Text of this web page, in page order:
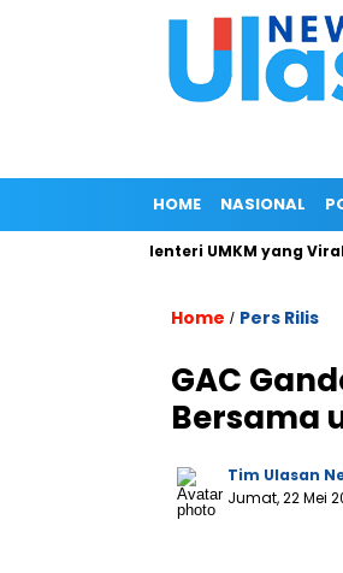
HOME NASIONAL
Jalan Istri Menteri UMKM yang Viral
Home / Pers Rilis
GAC
Bersama
Tim Ulasan
Jumat, 22 Mei